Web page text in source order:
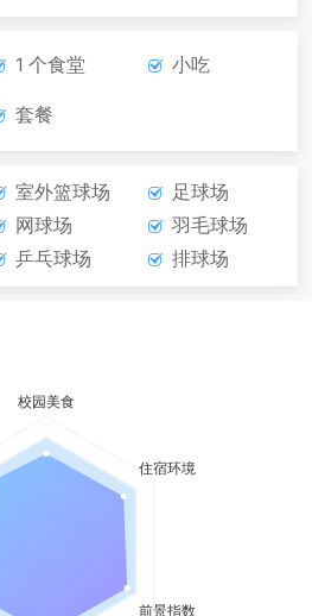
1 个食堂 小吃
套餐
室外篮球场
足球场
网球场
羽毛球场
乒乓球场
排球场